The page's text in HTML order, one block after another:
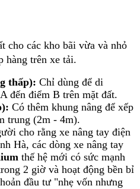
cho các kho bãi vừa và nhỏ
hàng trên xe tải.
thấp): Chỉ dùng để di
đến điểm B trên mặt đất.
Có thêm khung nâng để xếp
trung (2m - 4m).
cho rằng xe nâng tay điện
Hà, các dòng xe nâng tay
thế hệ mới có sức mạnh
2 giờ và hoạt động bền bỉ
đầu tư "nhẹ vốn nhưng